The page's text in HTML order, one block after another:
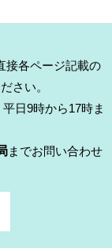
接各ページ記載の
さい。
日9時から17時ま
までお問い合わせ